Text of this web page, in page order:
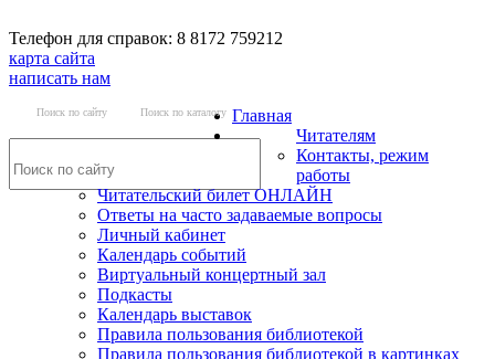
Телефон для справок: 8 8172 759212
карта сайта
написать нам
Поиск по сайту Поиск по каталогу Главная
Читателям
Контакты, режим
работы
Читательский билет ОНЛАЙН
Ответы на часто задаваемые вопросы
Личный кабинет
Календарь событий
Виртуальный концертный зал
Подкасты
Календарь выставок
Правила пользования библиотекой
Правила пользования библиотекой в картинках